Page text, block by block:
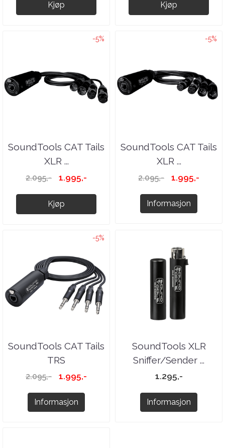
Kjøp Kjøp
-5%
SoundTools CAT Tails
XLR ...
2.095,- 1.995,-
Kjøp
-5%
SoundTools CAT Tails
XLR ...
2.095,- 1.995,-
Informasjon
-5%
SoundTools CAT Tails
TRS
2.095,- 1.995,-
Informasjon
SoundTools XLR
Sniffer/Sender ...
1.295,-
Informasjon